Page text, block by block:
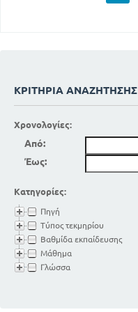
ΚΡΙΤΉΡΙΑ ΑΝΑΖΉΤΗΣΗΣ
Χρονολογίες:
Από:
Έως:
Κατηγορίες:
Πηγή
Τύπος τεκμηρίου
Βαθμίδα εκπαίδευσης
Μάθημα
Γλώσσα